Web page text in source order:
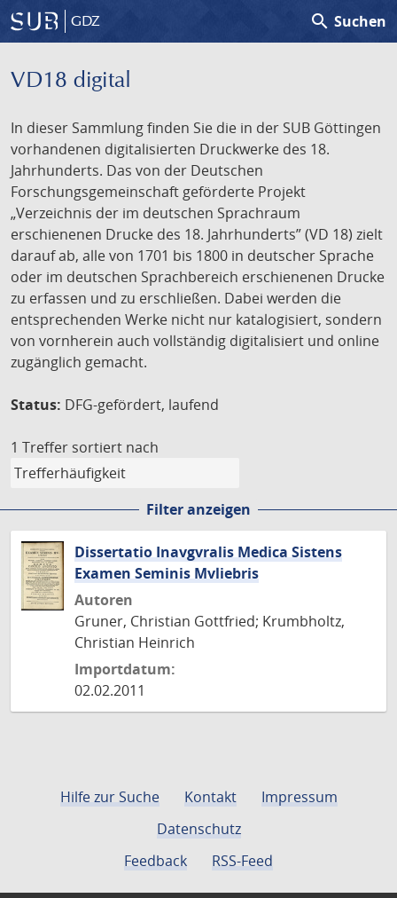
GDZ search Suchen
VD18 digital
In dieser Sammlung finden Sie die in der SUB Göttingen
vorhandenen digitalisierten Druckwerke des 18.
Jahrhunderts. Das von der Deutschen
Forschungsgemeinschaft geförderte Projekt
„Verzeichnis der im deutschen Sprachraum
erschienenen Drucke des 18. Jahrhunderts” (VD 18) zielt
darauf ab, alle von 1701 bis 1800 in deutscher Sprache
oder im deutschen Sprachbereich erschienenen Drucke
zu erfassen und zu erschließen. Dabei werden die
entsprechenden Werke nicht nur katalogisiert, sondern
von vornherein auch vollständig digitalisiert und online
zugänglich gemacht.
Status: DFG-gefördert, laufend
1 Treffer sortiert nach
Filter anzeigen
Dissertatio Inavgvralis Medica Sistens
Examen Seminis Mvliebris
Autoren
Gruner, Christian Gottfried; Krumbholtz,
Christian Heinrich
Importdatum:
02.02.2011
Hilfe zur Suche Kontakt
Impressum
Datenschutz
Feedback
RSS-Feed